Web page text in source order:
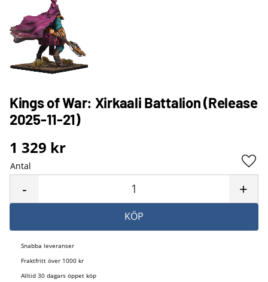
Kings of War: Xirkaali Battalion (Release
2025-11-21)
1 329 kr
Antal
+
-
KÖP
Snabba leveranser
Fraktfritt över 1000 kr
Alltid 30 dagars öppet köp